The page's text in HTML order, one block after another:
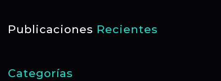
Publicaciones Recientes
Categorías